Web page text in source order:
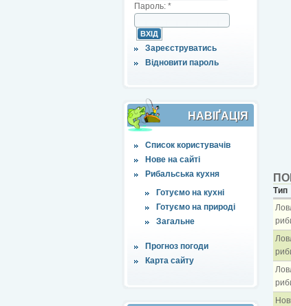
Пароль: *
Зареєструватись
Відновити пароль
НАВІҐАЦІЯ
Список користувачів
Нове на сайті
Рибальська кухня
Готуємо на кухні
Готуємо на природі
Загальне
Прогноз погоди
Карта сайту
Тип